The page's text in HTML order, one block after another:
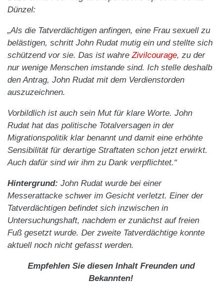
Dünzel:
„Als die Tatverdächtigen anfingen, eine Frau sexuell zu
belästigen, schritt John Rudat mutig ein und stellte sich
schützend vor sie. Das ist wahreZivilcourage, zu der
nur wenige Menschen imstande sind. Ich stelle deshalb
den Antrag, John Rudat mit dem Verdienstorden
auszuzeichnen.
Vorbildlich ist auch sein Mut für klare Worte. John
Rudat hat das politische Totalversagen in der
Migrationspolitik klar benannt und damit eine erhöhte
Sensibilität für derartige Straftaten schon jetzt erwirkt.
Auch dafür sind wir ihm zu Dank verpflichtet.“
Hintergrund: John Rudat wurde bei einer
Messerattacke schwer im Gesicht verletzt. Einer der
Tatverdächtigen befindet sich inzwischen in
Untersuchungshaft, nachdem er zunächst auf freien
Fuß gesetzt wurde. Der zweite Tatverdächtige konnte
aktuell noch nicht gefasst werden.
Empfehlen Sie diesen Inhalt Freunden und
Bekannten!